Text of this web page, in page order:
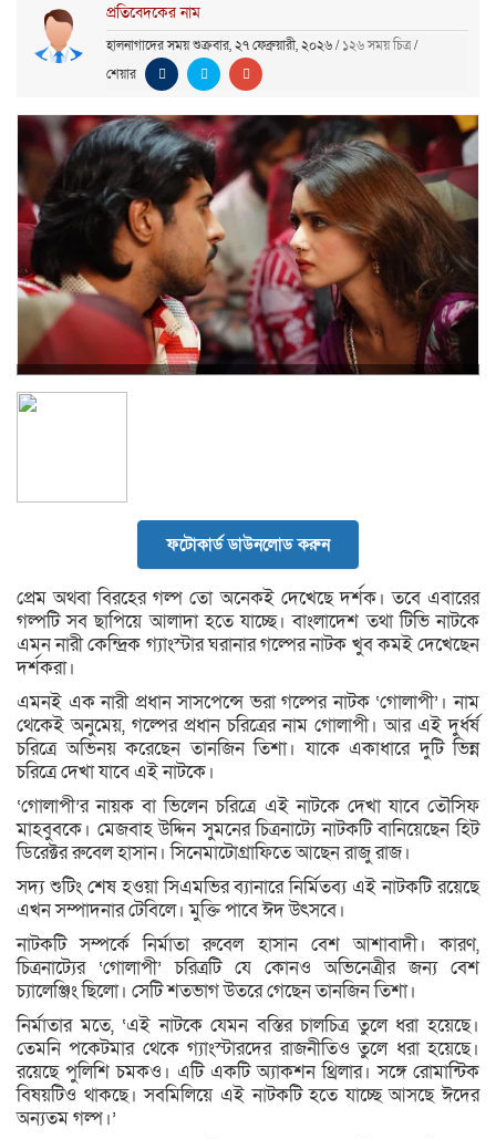
প্রতিবেদকের নাম
হালনাগাদের সময় শুক্রবার, ২৭ ফেব্রুয়ারী, ২০২৬/১২৬ সময় চিত্র/
শেয়ার
ফটোকার্ড ডাউনলোড করুন
প্রেম অথবা বিরহের গল্প তো অনেকই দেখেছে দর্শক। তবে এবারের
গল্পটি সব ছাপিয়ে আলাদা হতে যাচ্ছে। বাংলাদেশ তথা টিভি নাটকে
এমন নারী কেন্দ্রিক গ্যাংস্টার ঘরানার গল্পের নাটক খুব কমই দেখেছেন
দর্শকরা।
এমনই এক নারী প্রধান সাসপেন্সে ভরা গল্পের নাটক ‌‘গোলাপী’। নাম
থেকেই অনুমেয়, গল্পের প্রধান চরিত্রের নাম গোলাপী। আর এই দুর্ধর্ষ
চরিত্রে অভিনয় করেছেন তানজিন তিশা। যাকে একাধারে দুটি ভিন্ন
চরিত্রে দেখা যাবে এই নাটকে।
‘গোলাপী’র নায়ক বা ভিলেন চরিত্রে এই নাটকে দেখা যাবে তৌসিফ
মাহবুবকে। মেজবাহ উদ্দিন সুমনের চিত্রনাট্যে নাটকটি বানিয়েছেন হিট
ডিরেক্টর রুবেল হাসান। সিনেমাটোগ্রাফিতে আছেন রাজু রাজ।
সদ্য শুটিং শেষ হওয়া সিএমভির ব্যানারে নির্মিতব্য এই নাটকটি রয়েছে
এখন সম্পাদনার টেবিলে। মুক্তি পাবে ঈদ উৎসবে।
নাটকটি সম্পর্কে নির্মাতা রুবেল হাসান বেশ আশাবাদী। কারণ,
চিত্রনাট্যের ‘গোলাপী’ চরিত্রটি যে কোনও অভিনেত্রীর জন্য বেশ
চ্যালেঞ্জিং ছিলো। সেটি শতভাগ উতরে গেছেন তানজিন তিশা।
নির্মাতার মতে, ‘এই নাটকে যেমন বস্তির চালচিত্র তুলে ধরা হয়েছে।
তেমনি পকেটমার থেকে গ্যাংস্টারদের রাজনীতিও তুলে ধরা হয়েছে।
রয়েছে পুলিশি চমকও। এটি একটি অ্যাকশন থ্রিলার। সঙ্গে রোমান্টিক
বিষয়টিও থাকছে। সবমিলিয়ে এই নাটকটি হতে যাচ্ছে আসছে ঈদের
অন্যতম গল্প।’